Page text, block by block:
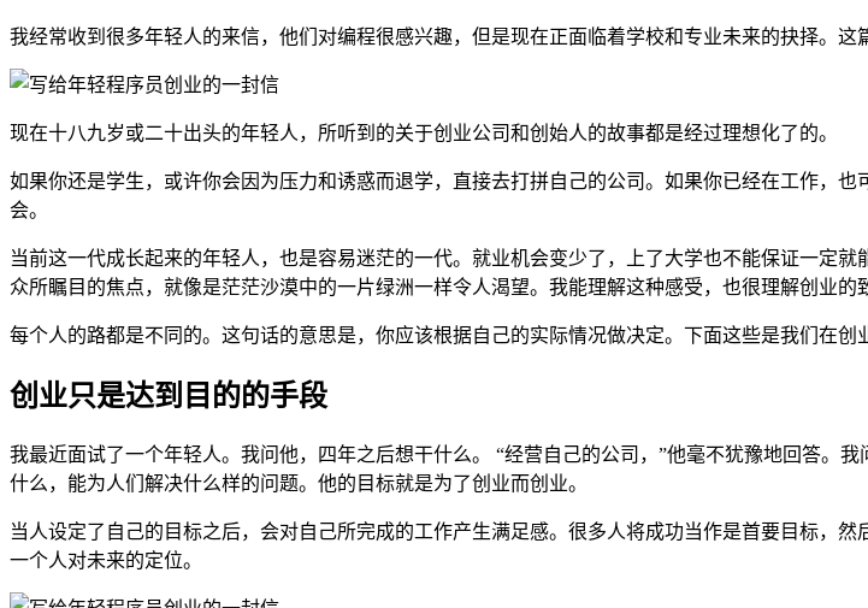
我经常收到很多年轻人的来信，他们对编程很感兴趣，但是现在正面临着学校和专业未来的抉择。这
现在十八九岁或二十出头的年轻人，所听到的关于创业公司和创始人的故事都是经过理想化了的。
如果你还是学生，或许你会因为压力和诱惑而退学，直接去打拼自己的公司。如果你已经在工作，
会。
当前这一代成长起来的年轻人，也是容易迷茫的一代。就业机会变少了，上了大学也不能保证一定
众所瞩目的焦点，就像是茫茫沙漠中的一片绿洲一样令人渴望。我能理解这种感受，也很理解创业的
每个人的路都是不同的。这句话的意思是，你应该根据自己的实际情况做决定。下面这些是我们在
创业只是达到目的的手段
我最近面试了一个年轻人。我问他，四年之后想干什么。 “经营自己的公司，”他毫不犹豫地回答。
什么，能为人们解决什么样的问题。他的目标就是为了创业而创业。
当人设定了自己的目标之后，会对自己所完成的工作产生满足感。很多人将成功当作是首要目标，
一个人对未来的定位。